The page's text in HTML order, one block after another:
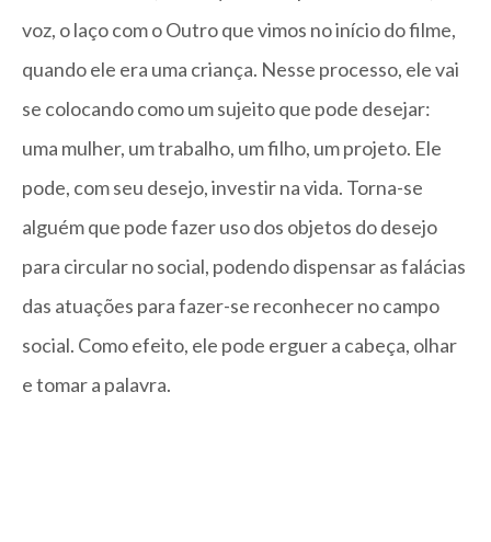
voz, o laço com o Outro que vimos no início do filme,
quando ele era uma criança. Nesse processo, ele vai
se colocando como um sujeito que pode desejar:
uma mulher, um trabalho, um filho, um projeto. Ele
pode, com seu desejo, investir na vida. Torna-se
alguém que pode fazer uso dos objetos do desejo
para circular no social, podendo dispensar as falácias
das atuações para fazer-se reconhecer no campo
social. Como efeito, ele pode erguer a cabeça, olhar
e tomar a palavra.